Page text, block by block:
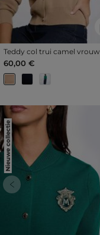
Teddy col trui camel vrouw
60,00 €
Nieuwe collectie
Previous